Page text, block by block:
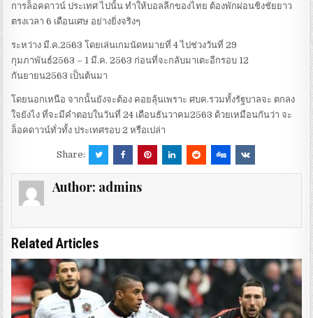
การล็อคดาวน์ ประเทศ ไปนั้น ทำให้บอลลีกของไทย ต้องพักผ่อนชิงชัยยาว
ตรงเวลา 6 เดือนเศษ อย่างยิ่งจริงๆ
ระหว่าง มี.ค.2563 โดยเล่นเกมนัดหมายที่ 4 ไปช่วงวันที่ 29
กุมภาพันธ์2563 – 1 มี.ค. 2563 ก่อนที่จะกลับมาเตะอีกรอบ 12
กันยายน2563 เป็นต้นมา
โดยนอกเหนือ จากนั้นยังจะต้อง คอยลุ้นเพราะ ศบค.รวมทั้งรัฐบาลจะ ตกลง
ใจยังไง ที่จะมีคำตอบในวันที่ 24 เดือนธันวาคม2563 ด้วยเหมือนกันว่า จะ
ล็อคดาวน์ทั่วทั้ง ประเทศรอบ 2 หรือเปล่า
Share:
Author: admins
Related Articles